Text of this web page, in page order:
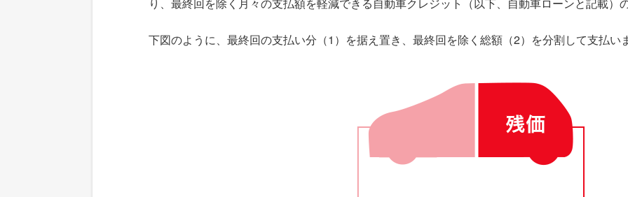
り、最終回を除く月々の支払額を軽減できる自動車クレジット（以下、自動車ローンと記載）
下図のように、最終回の支払い分（1）を据え置き、最終回を除く総額（2）を分割して支払いま